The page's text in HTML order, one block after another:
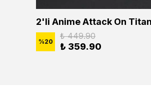
%20
₺ 449.90
₺ 359.90